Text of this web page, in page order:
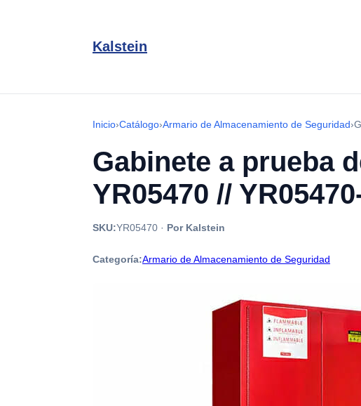
Kalstein
Inicio›Catálogo›Armario de Almacenamiento de Seguridad›
Gabinete a prueba
YR05470 //
SKU:YR05470 · Por Kalstein
Categoría:Armario de Almacenamiento de Seguridad